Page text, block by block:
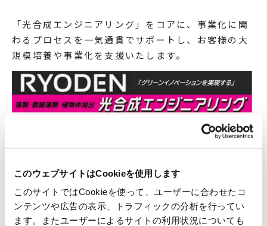
このウェブサイトはCookieを使用します
このサイトではCookieを使って、ユーザーに合わせたコ
ンテンツや広告の表示、トラフィックの分析を行ってい
ます。またユーザーによるサイトの利用状況についても
「光合成エンジニアリング」をコアに、事業化に関
わるプロセスを一気通貫でサポートし、お客様の大
規模培養や事業化を支援いたします。